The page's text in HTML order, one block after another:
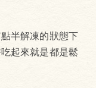
半解凍的狀態下
起來就是都是鬆